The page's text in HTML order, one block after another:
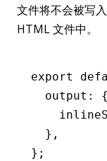
文件将不会被写
HTML 文件中。
export
  output
:
{
  }
,
};